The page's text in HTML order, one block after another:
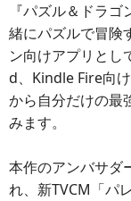
『パズル＆ドラ
緒にパズルで冒険
ン向けアプリとし
d、Kindle Fire向
から自分だけの最
みます。
本作のアンバサダ
れ、新TVCM「パ